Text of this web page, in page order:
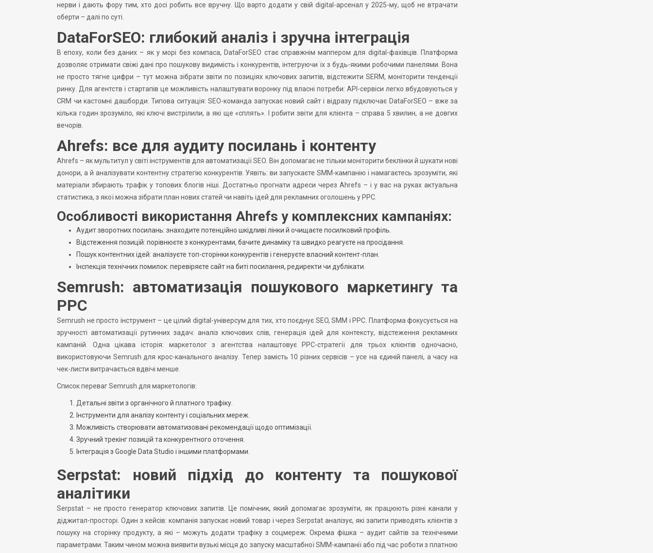
нерви і дають фору тим, хто досі робить все вручну. Що варто додати у свій digital-арсенал у 2025-му, щоб не втрачати
оберти – далі по суті.
DataForSEO: глибокий аналіз і зручна інтеграція
В епоху, коли без даних – як у морі без компаса, DataForSEO стає справжнім маппером для digital-фахівців. Платформа
дозволяє отримати свіжі дані про пошукову видимість і конкурентів, інтегруючи їх з будь-якими робочими панелями. Вона
не просто тягне цифри – тут можна зібрати звіти по позиціях ключових запитів, відстежити SERM, моніторити тенденції
ринку. Для агентств і стартапів це можливість налаштувати воронку під власні потреби: API-сервіси легко вбудовуються у
CRM чи кастомні дашборди. Типова ситуація: SEO-команда запускає новий сайт і відразу підключає DataForSEO – вже за
кілька годин зрозуміло, які ключі вистрілили, а які ще «сплять». І робити звіти для клієнта – справа 5 хвилин, а не довгих
вечорів.
Ahrefs: все для аудиту посилань і контенту
Ahrefs – як мультитул у світі інструментів для автоматизації SEO. Він допомагає не тільки моніторити беклінки й шукати нові
донори, а й аналізувати контентну стратегію конкурентів. Уявіть: ви запускаєте SMM-кампанію і намагаєтесь зрозуміти, які
матеріали збирають трафік у топових блогів ніші. Достатньо прогнати адреси через Ahrefs – і у вас на руках актуальна
статистика, з якої можна зібрати план нових статей чи навіть ідей для рекламних оголошень у PPC.
Особливості використання Ahrefs у комплексних кампаніях:
Аудит зворотних посилань: знаходите потенційно шкідливі лінки й очищаєте посилковий профіль.
Відстеження позицій: порівнюєте з конкурентами, бачите динаміку та швидко реагуєте на просідання.
Пошук контентних ідей: аналізуєте топ-сторінки конкурентів і генеруєте власний контент-план.
Інспекція технічних помилок: перевіряєте сайт на биті посилання, редиректи чи дублікати.
Semrush: автоматизація пошукового маркетингу та
PPC
Semrush не просто інструмент – це цілий digital-універсум для тих, хто поєднує SEO, SMM і PPC. Платформа фокусується на
зручності автоматизації рутинних задач: аналіз ключових слів, генерація ідей для контексту, відстеження рекламних
кампаній. Одна цікава історія: маркетолог з агентства налаштовує PPC-стратегії для трьох клієнтів одночасно,
використовуючи Semrush для крос-канального аналізу. Тепер замість 10 різних сервісів – усе на єдиній панелі, а часу на
чек-листи витрачається вдвічі менше.
Список переваг Semrush для маркетологів:
Детальні звіти з органічного й платного трафіку.
Інструменти для аналізу контенту і соціальних мереж.
Можливість створювати автоматизовані рекомендації щодо оптимізації.
Зручний трекінг позицій та конкурентного оточення.
Інтеграція з Google Data Studio і іншими платформами.
Serpstat: новий підхід до контенту та пошукової
аналітики
Serpstat – не просто генератор ключових запитів. Це помічник, який допомагає зрозуміти, як працюють різні канали у
діджитал-просторі. Один з кейсів: компанія запускає новий товар і через Serpstat аналізує, які запити приводять клієнтів з
пошуку на сторінку продукту, а які – можуть додати трафіку з соцмереж. Окрема фішка – аудит сайтів за технічними
параметрами. Таким чином можна виявити вузькі місця до запуску масштабної SMM-кампанії або під час роботи з платною